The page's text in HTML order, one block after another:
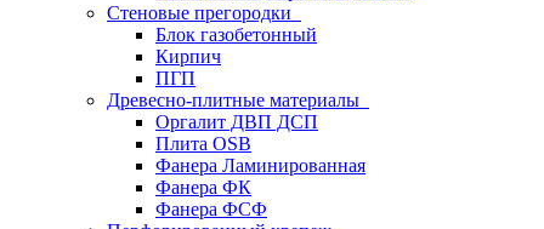
Стеновые прегородки
Блок газобетонный
Кирпич
ПГП
Древесно-плитные материалы
Оргалит ДВП ДСП
Плита OSB
Фанера Ламинированная
Фанера ФК
Фанера ФСФ